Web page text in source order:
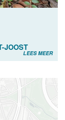
JOOST
LEES MEER